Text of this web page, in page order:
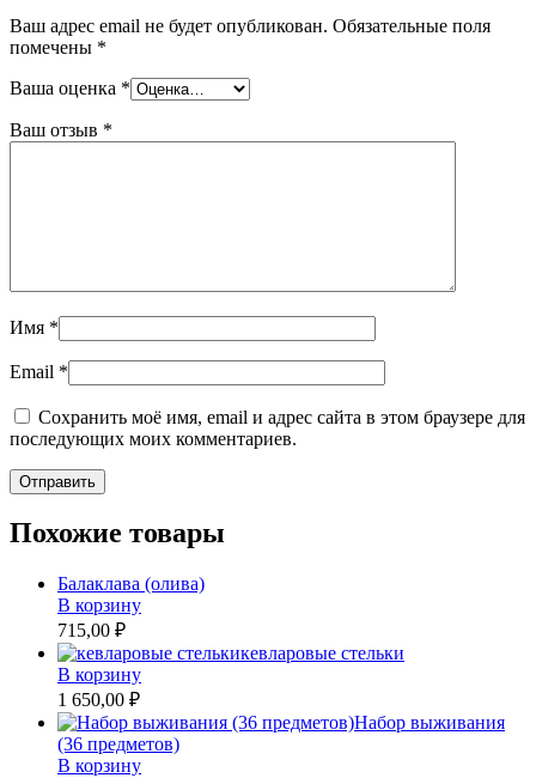
Ваш адрес email не будет опубликован. Обязательные поля
помечены *
Ваша оценка *
Ваш отзыв *
Имя *
Email *
Сохранить моё имя, email и адрес сайта в этом браузере для
последующих моих комментариев.
Похожие товары
Балаклава (олива)
В корзину
715,00 ₽
кевларовые стельки
В корзину
1 650,00 ₽
Набор выживания
(36 предметов)
В корзину